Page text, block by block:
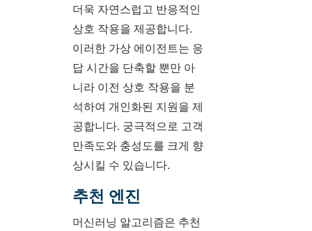
더욱 자연스럽고 반응적인
상호 작용을 제공합니다.
이러한 가상 에이전트는 응
답 시간을 단축할 뿐만 아
니라 이전 상호 작용을 분
석하여 개인화된 지원을 제
공합니다. 궁극적으로 고객
만족도와 충성도를 크게 향
상시킬 수 있습니다.
추천 엔진
머신러닝 알고리즘은 추천